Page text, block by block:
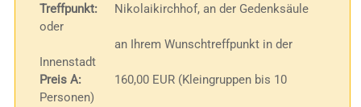
Treffpunkt:
Nikolaikirchhof, an der Gedenksäule
oder
an Ihrem Wunschtreffpunkt in der
Innenstadt
Preis A:
160,00 EUR (Kleingruppen bis 10
Personen)